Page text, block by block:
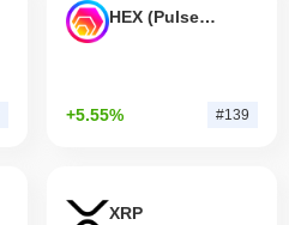
HEX (Pulsechain)
+5.55% #139
XRP